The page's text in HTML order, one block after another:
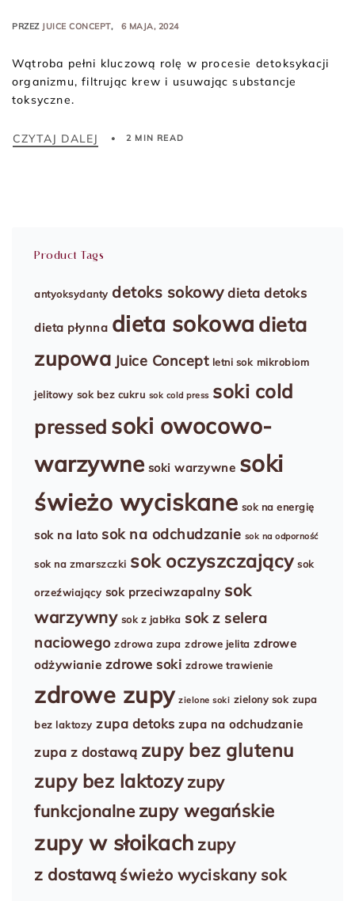
PRZEZ JUICE CONCEPT 6 MAJA, 2024
Wątroba pełni kluczową rolę w procesie detoksykacji
organizmu, filtrując krew i usuwając substancje
toksyczne.
CZYTAJ DALEJ 2 MIN READ
Product Tags
antyoksydanty detoks sokowy dieta detoks
dieta płynna dieta sokowa dieta
zupowa Juice Concept letni sok mikrobiom
jelitowy sok bez cukru sok cold press soki cold
pressed soki owocowo-
warzywne soki warzywne soki
świeżo wyciskane sok na energię
sok na lato sok na odchudzanie sok na odporność
sok na zmarszczki sok oczyszczający sok
orzeźwiający sok przeciwzapalny sok
warzywny sok z jabłka sok z selera
naciowego zdrowa zupa zdrowe jelita zdrowe
odżywianie zdrowe soki zdrowe trawienie
zdrowe zupy zielone soki zielony sok zupa
bez laktozy zupa detoks zupa na odchudzanie
zupa z dostawą zupy bez glutenu
zupy bez laktozy zupy
funkcjonalne zupy wegańskie
zupy w słoikach zupy
z dostawą świeżo wyciskany sok